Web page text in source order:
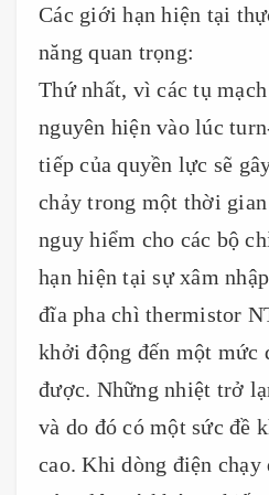
Các giới hạn hiện tại
năng quan trọng:
Thứ nhất, vì các tụ
nguyên hiện vào lúc
tiếp của quyền lực sẽ
chảy trong một thời
nguy hiểm cho các bộ
hạn hiện tại sự xâm
đĩa pha chì thermistor
khởi động đến một mức
được. Những nhiệt trở
và do đó có một sức đề
cao. Khi dòng điện chạy